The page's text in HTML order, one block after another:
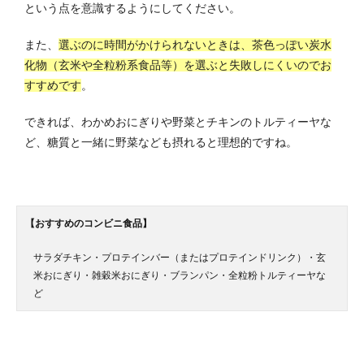
という点を意識するようにしてください。
また、 選ぶのに時間がかけられないときは、茶色っぽい炭水
化物（玄米や全粒粉系食品等）を選ぶと失敗しにくいのでお
すすめです。
できれば、わかめおにぎりや野菜とチキンのトルティーヤな
ど、糖質と一緒に野菜なども摂れると理想的ですね。
【おすすめのコンビニ食品】
サラダチキン・プロテインバー（またはプロテインドリンク）・玄
米おにぎり・雑穀米おにぎり・ブランパン・全粒粉トルティーヤな
ど